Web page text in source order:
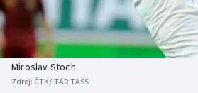
Baseball a softbal
Basketbal
Biatlon
Soutěže
Historické návraty
Aplikace ČT sport
Miroslav Stoch
Zdroj: ČTK/ITAR-TASS